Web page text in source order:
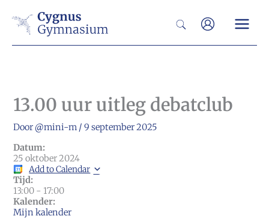
naar
Zoeken
13.00 uur uitleg debatclub
Door @mini-m /9 september 2025
Datum:
25 oktober 2024
Add to Calendar
Tijd:
13:00 - 17:00
Kalender:
Mijn kalender